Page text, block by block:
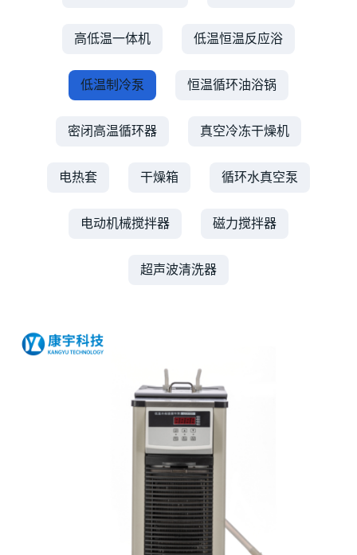
高低温一体机 低温恒温反应浴
低温制冷泵 恒温循环油浴锅
密闭高温循环器 真空冷冻干燥机
电热套 干燥箱 循环水真空泵
电动机械搅拌器 磁力搅拌器
超声波清洗器